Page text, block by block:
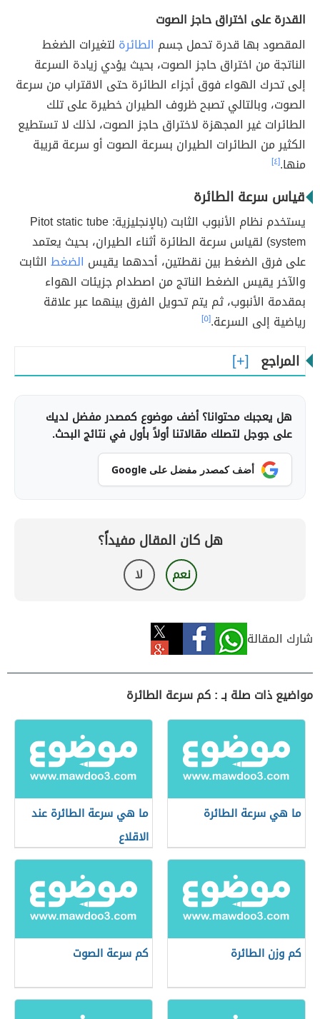
القدرة على اختراق حاجز الصوت
المقصود بها قدرة تحمل جسم الطائرة لتغيرات الضغط
الناتجة من اختراق حاجز الصوت، بحيث يؤدي زيادة السرعة
إلى تحرك الهواء فوق أجزاء الطائرة حتى الاقتراب من سرعة
الصوت، وبالتالي تصبح ظروف الطيران خطيرة على تلك
الطائرات غير المجهزة لاختراق حاجز الصوت، لذلك لا تستطيع
الكثير من الطائرات الطيران بسرعة الصوت أو سرعة قريبة
منها.[٤]
قياس سرعة الطائرة
يستخدم نظام الأنبوب الثابت (بالإنجليزية: Pitot static tube
system) لقياس سرعة الطائرة أثناء الطيران، بحيث يعتمد
على فرق الضغط بين نقطتين، أحدهما يقيس الضغط الثابت
والآخر يقيس الضغط الناتج من اصطدام جزيئات الهواء
بمقدمة الأنبوب، ثم يتم تحويل الفرق بينهما عبر علاقة
رياضية إلى السرعة.[٥]
المراجع
هل يعجبك محتوانا؟ أضف موضوع كمصدر مفضل لديك
على جوجل لتصلك مقالاتنا أولاً بأول في نتائج البحث.
أضف كمصدر مفضل على Google
هل كان المقال مفيداً؟
نعم لا
شارك المقالة
مواضيع ذات صلة بـ : كم سرعة الطائرة
ما هي سرعة الطائرة
ما هي سرعة الطائرة عند
الاقلاع
كم وزن الطائرة كم سرعة الصوت